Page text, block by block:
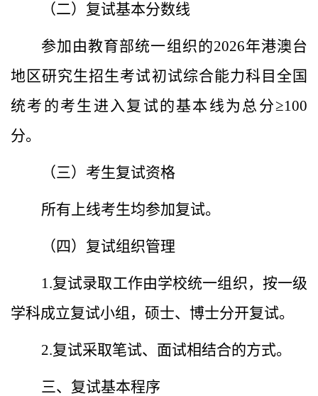
（二）复试基本分数线
参加由教育部统一组织的2026年港澳台
地区研究生招生考试初试综合能力科目全国
统考的考生进入复试的基本线为总分≥100
分。
（三）考生复试资格
所有上线考生均参加复试。
（四）复试组织管理
1.复试录取工作由学校统一组织，按一级
学科成立复试小组，硕士、博士分开复试。
2.复试采取笔试、面试相结合的方式。
三、复试基本程序